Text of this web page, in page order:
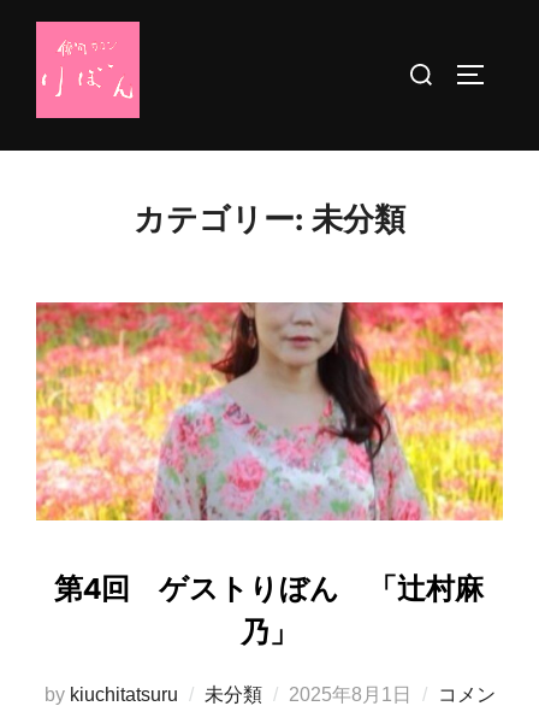
ツ
検
カテゴリー: 未分類
第4回 ゲストりぼん 「辻村麻
乃」
by kiuchitatsuru 未分類
投
2025年8月1日
コメン